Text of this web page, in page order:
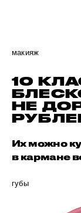
макияж
10
НЕ
Их можно
в кармане
губы